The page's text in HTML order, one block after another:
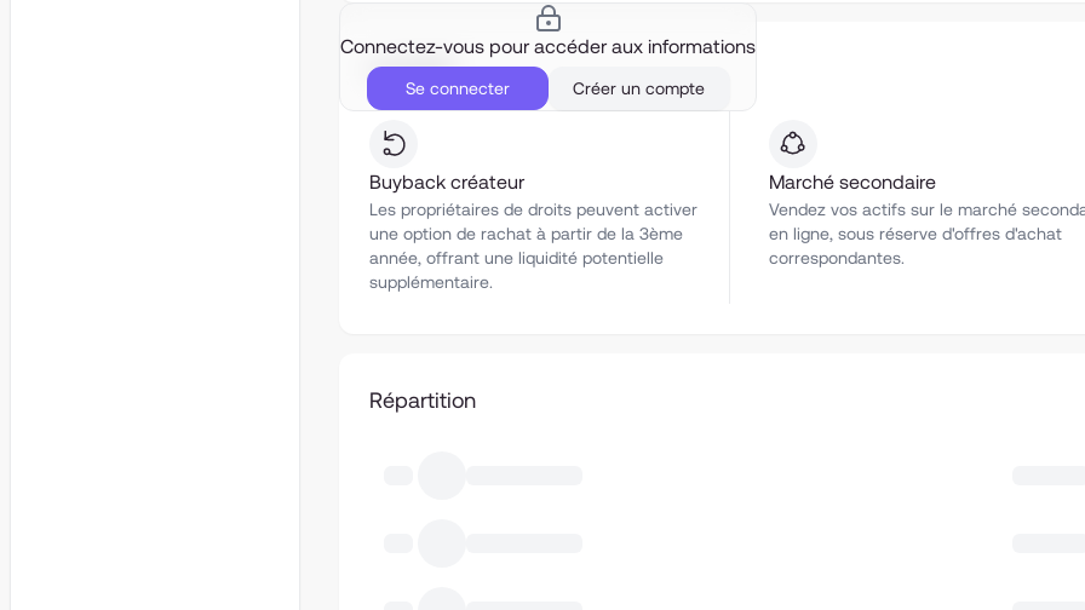
Connectez-vous pour accéder aux informations
Se connecter Créer un compte
Liquidité
Buyback créateur
Les propriétaires de droits peuvent activer
une option de rachat à partir de la 3ème
année, offrant une liquidité potentielle
supplémentaire.
Marché secondaire
Vendez vos actifs sur le marché
en ligne, sous réserve d'offres d'achat
correspondantes.
Répartition